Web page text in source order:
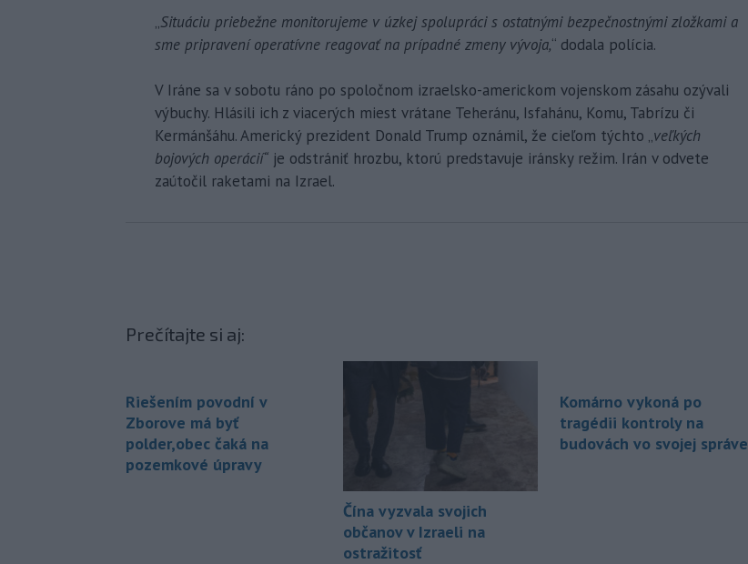
„Situáciu priebežne monitorujeme v úzkej spolupráci s ostatnými bezpečnostnými zložkami a
sme pripravení operatívne reagovať na prípadné zmeny vývoja,“ dodala polícia.
V Iráne sa v sobotu ráno po spoločnom izraelsko-americkom vojenskom zásahu ozývali
výbuchy. Hlásili ich z viacerých miest vrátane Teheránu, Isfahánu, Komu, Tabrízu či
Kermánšáhu. Americký prezident Donald Trump oznámil, že cieľom týchto „veľkých
bojových operácií“ je odstrániť hrozbu, ktorú predstavuje iránsky režim. Irán v odvete
zaútočil raketami na Izrael.
Prečítajte si aj:
Riešením povodní v
Zborove má byť
polder,obec čaká na
pozemkové úpravy
Čína vyzvala svojich
občanov v Izraeli na
ostražitosť
Komárno vykoná po
tragédii kontroly na
budovách vo svojej správe